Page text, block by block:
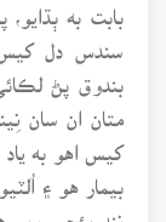
بابت به
سندس دل کيس
بندوق پڻ
متان ان سان
کيس اهو به ياد
بيمار هو ۽
ننڊ پئجي ويو